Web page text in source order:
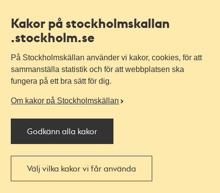
Kakor på stockholmskallan
.stockholm.se
På Stockholmskällan använder vi kakor, cookies, för att
sammanställa statistik och för att webbplatsen ska
fungera på ett bra sätt för dig.
Om kakor på Stockholmskällan
Godkänn alla kakor
Välj vilka kakor vi får använda